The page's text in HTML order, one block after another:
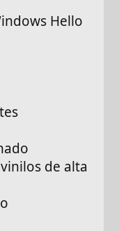
Hello
de alta